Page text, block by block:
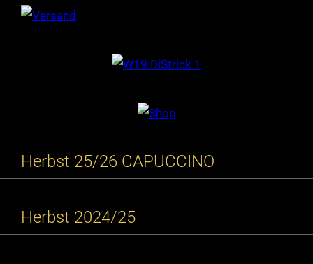
Herbst 25/26 CAPUCCINO
Herbst 2024/25